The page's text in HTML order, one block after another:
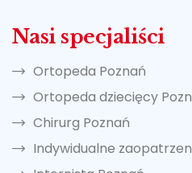
Nasi specjaliści
Ortopeda Poznań
Ortopeda dziecięcy
Chirurg Poznań
Indywidualne